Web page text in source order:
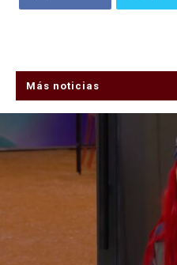
Más noticias